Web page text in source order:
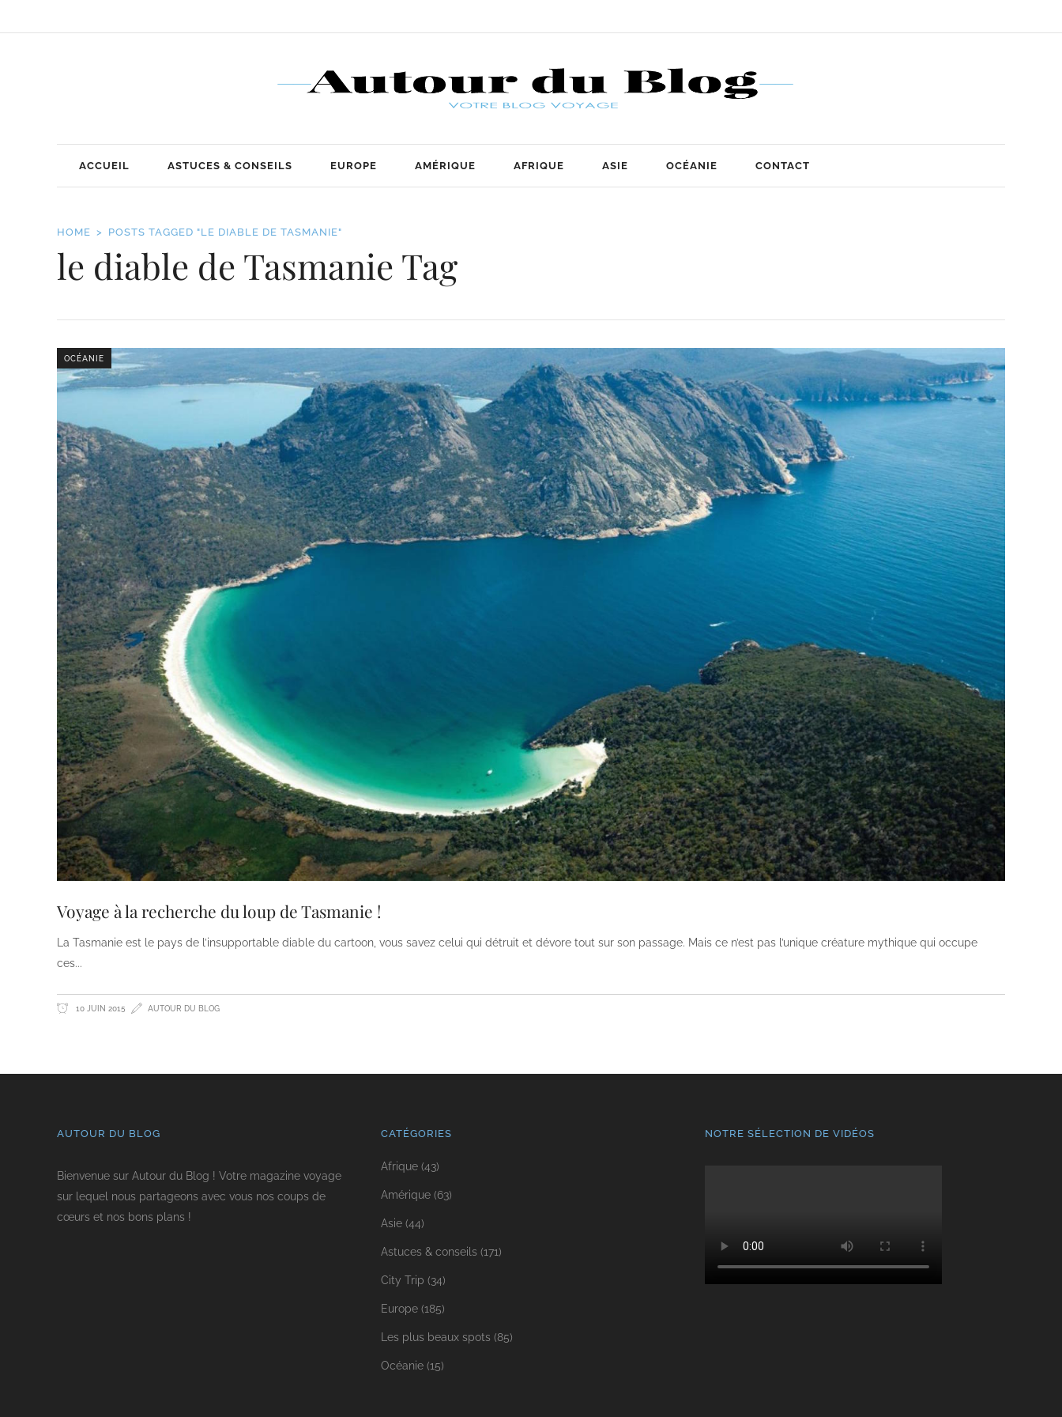
ACCUEIL ASTUCES & CONSEILS EUROPE AMÉRIQUE AFRIQUE ASIE OCÉANIE CONTACT
HOME POSTS TAGGED "LE DIABLE DE TASMANIE"
le diable de Tasmanie Tag
OCÉANIE
Voyage à la recherche du loup de Tasmanie !
La Tasmanie est le pays de l’insupportable diable du cartoon, vous savez celui qui détruit et dévore tout sur son passage. Mais ce n’est pas l’unique créature mythique qui occupe
ces
10 JUIN 2015 AUTOUR DU BLOG
AUTOUR DU BLOG
Bienvenue sur Autour du Blog ! Votre magazine voyage
sur lequel nous partageons avec vous nos coups de
cœurs et nos bons plans !
CATÉGORIES
Afrique(43)
Amérique(63)
Asie(44)
Astuces & conseils (171)
City Trip (34)
Europe(185)
Les plus beaux spots (85)
Océanie(15)
NOTRE SÉLECTION DE VIDÉOS